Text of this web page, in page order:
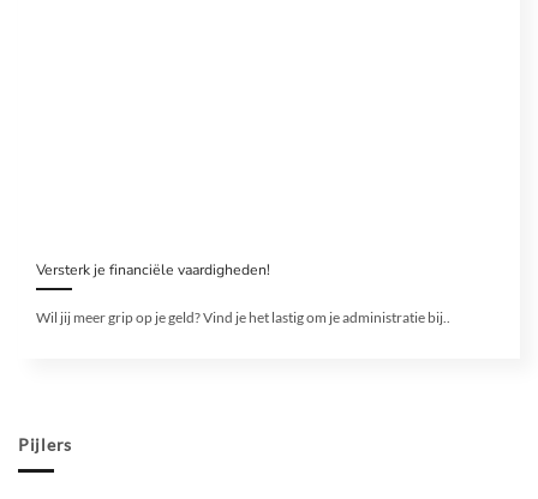
Pijlers
Versterk je financiële vaardigheden!
Wil jij meer grip op je geld? Vind je het lastig om je administratie bij..